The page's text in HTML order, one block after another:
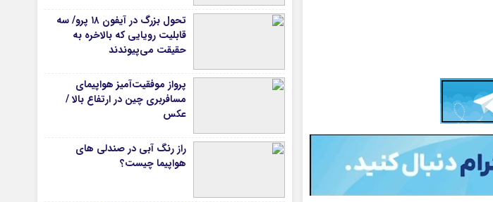
تحول بزرگ در آیفون ۱۸ پرو/ سه
قابلیت رویایی که بالاخره به
حقیقت می‌پیوندند
پرواز موفقیت‌آمیز هواپیمای
مسافربری چین در ارتفاع بالا /
عکس
راز رنگ آبی در صندلی های
هواپیما چیست؟